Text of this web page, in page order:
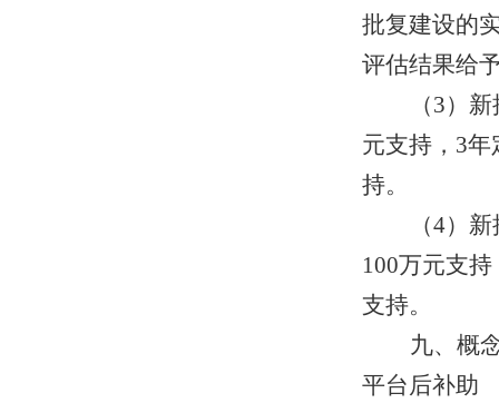
批复建设的
评估结果给
（3）
元支持，3
持。
（4）
100万元支
支持。
九、概
平台后补助